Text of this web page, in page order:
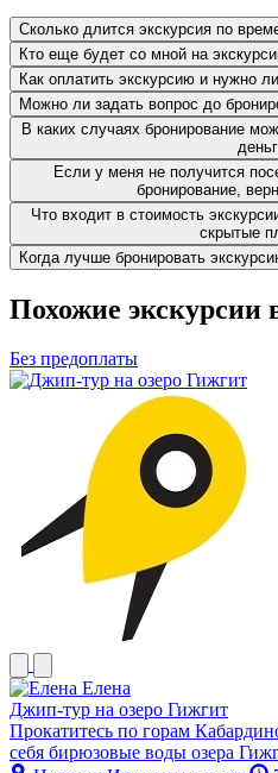
Сколько длится экскурсия по
Кто еще будет со мной на
Как оплатить экскурсию и нужно
Можно ли задать вопрос до
В каких случаях бронирование
Если у меня не получится
бронирование,
Что входит в стоимость
скрытые
Когда лучше бронировать
Похожие экскурсии
Без предоплаты
Елена
Джип-тур на озеро Гижгит
Прокатитесь по горам
себя бирюзовые воды озера